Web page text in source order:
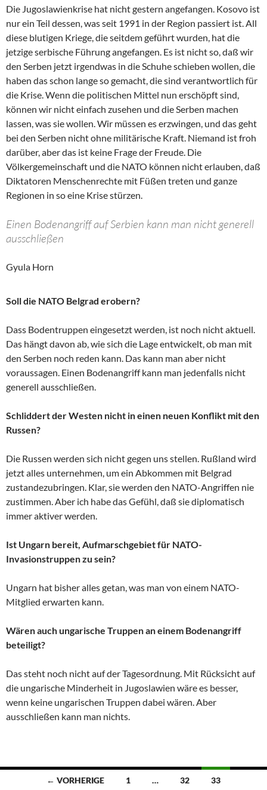
Die Jugoslawienkrise hat nicht gestern angefangen. Kosovo ist
nur ein Teil dessen, was seit 1991 in der Region passiert ist. All
diese blutigen Kriege, die seitdem geführt wurden, hat die
jetzige serbische Führung angefangen. Es ist nicht so, daß wir
den Serben jetzt irgendwas in die Schuhe schieben wollen, die
haben das schon lange so gemacht, die sind verantwortlich für
die Krise. Wenn die politischen Mittel nun erschöpft sind,
können wir nicht einfach zusehen und die Serben machen
lassen, was sie wollen. Wir müssen es erzwingen, und das geht
bei den Serben nicht ohne militärische Kraft. Niemand ist froh
darüber, aber das ist keine Frage der Freude. Die
Völkergemeinschaft und die NATO können nicht erlauben, daß
Diktatoren Menschenrechte mit Füßen treten und ganze
Regionen in so eine Krise stürzen.
Einen Bodenangriff auf Serbien kann man nicht generell
ausschließen
Gyula Horn
Soll die NATO Belgrad erobern?
Dass Bodentruppen eingesetzt werden, ist noch nicht aktuell.
Das hängt davon ab, wie sich die Lage entwickelt, ob man mit
den Serben noch reden kann. Das kann man aber nicht
voraussagen. Einen Bodenangriff kann man jedenfalls nicht
generell ausschließen.
Schliddert der Westen nicht in einen neuen Konflikt mit den
Russen?
Die Russen werden sich nicht gegen uns stellen. Rußland wird
jetzt alles unternehmen, um ein Abkommen mit Belgrad
zustandezubringen. Klar, sie werden den NATO-Angriffen nie
zustimmen. Aber ich habe das Gefühl, daß sie diplomatisch
immer aktiver werden.
Ist Ungarn bereit, Aufmarschgebiet für NATO-
Invasionstruppen zu sein?
Ungarn hat bisher alles getan, was man von einem NATO-
Mitglied erwarten kann.
Wären auch ungarische Truppen an einem Bodenangriff
beteiligt?
Das steht noch nicht auf der Tagesordnung. Mit Rücksicht auf
die ungarische Minderheit in Jugoslawien wäre es besser,
wenn keine ungarischen Truppen dabei wären. Aber
ausschließen kann man nichts.
Beitragsnavigation
← VORHERIGE 1 … 32 33